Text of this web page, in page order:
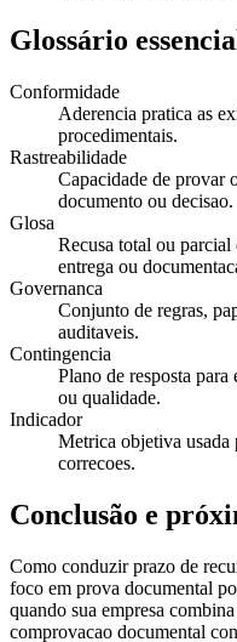
Glossário
Conformidade
Aderencia pratica as
procedimentais.
Rastreabilidade
Capacidade de provar
documento ou decisao.
Glosa
Recusa total ou parcial
entrega ou
Governanca
Conjunto de regras,
auditaveis.
Contingencia
Plano de resposta para
ou qualidade.
Indicador
Metrica objetiva usada
correcoes.
Conclusão e
Como conduzir prazo de
foco em prova documental
quando sua empresa
comprovacao documental